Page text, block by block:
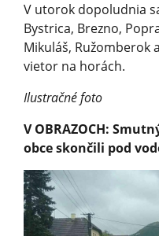
V utorok dopoludnia
Bystrica, Brezno,
Mikuláš, Ružomberok
vietor na horách.
Ilustračné foto
V OBRAZOCH:
obce skončili pod